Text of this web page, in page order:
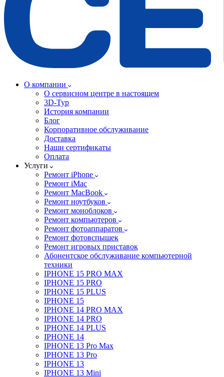
О компании
О сервисном центре в настоящем
3D-Тур
История компании
Блог
Корпоративное обслуживание
Доставка
Наши сертификаты
Оплата
Услуги
Ремонт iPhone
Ремонт iMac
Ремонт MacBook
Ремонт ноутбуков
Ремонт моноблоков
Ремонт компьютеров
Ремонт фотоаппаратов
Ремонт фотовспышек
Ремонт игровых приставок
Абонентское обслуживание компьютерной
техники
IPHONE 15 PRO MAX
IPHONE 15 PRO
IPHONE 15 PLUS
IPHONE 15
IPHONE 14 PRO MAX
IPHONE 14 PRO
IPHONE 14 PLUS
IPHONE 14
IPHONE 13 Pro Max
IPHONE 13 Pro
IPHONE 13
IPHONE 13 Mini